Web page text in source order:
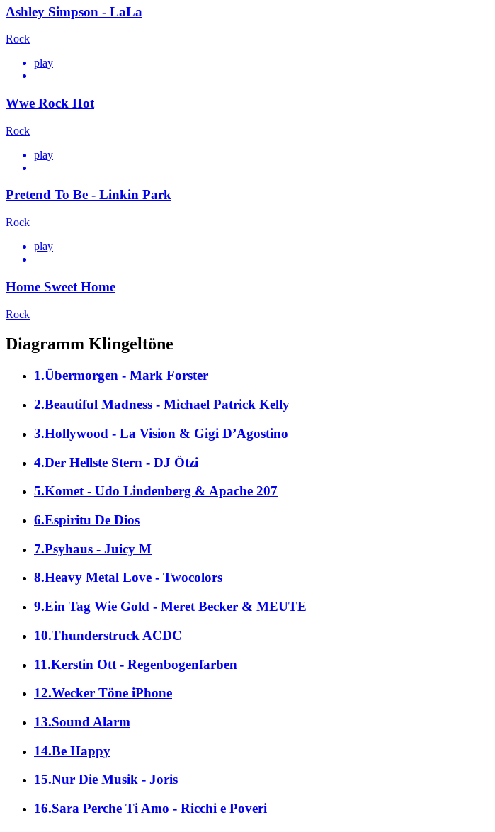
Ashley Simpson - LaLa
Rock
play
Wwe Rock Hot
Rock
play
Pretend To Be - Linkin Park
Rock
play
Home Sweet Home
Rock
Diagramm Klingeltöne
1.Übermorgen - Mark Forster
2.Beautiful Madness - Michael Patrick Kelly
3.Hollywood - La Vision & Gigi D’Agostino
4.Der Hellste Stern - DJ Ötzi
5.Komet - Udo Lindenberg & Apache 207
6.Espiritu De Dios
7.Psyhaus - Juicy M
8.Heavy Metal Love - Twocolors
9.Ein Tag Wie Gold - Meret Becker & MEUTE
10.Thunderstruck ACDC
11.Kerstin Ott - Regenbogenfarben
12.Wecker Töne iPhone
13.Sound Alarm
14.Be Happy
15.Nur Die Musik - Joris
16.Sara Perche Ti Amo - Ricchi e Poveri